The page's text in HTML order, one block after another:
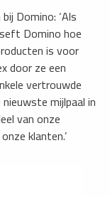
Domino: ‘Als
Domino hoe
is voor
door ze een
vertrouwde
mijlpaal in
van onze
klanten.’